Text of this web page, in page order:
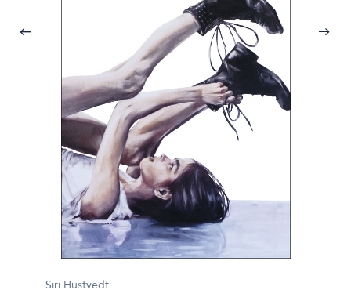
Siri Hustvedt